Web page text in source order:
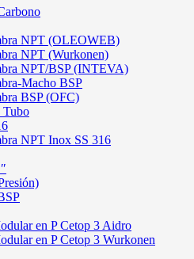
NPT (OLEOWEB)
NPT (Wurkonen)
NPT/BSP (INTEVA)
Macho BSP
BSP (OFC)
Tubo
NPT Inox SS 316
en P Cetop 3 Aidro
en P Cetop 3 Wurkonen